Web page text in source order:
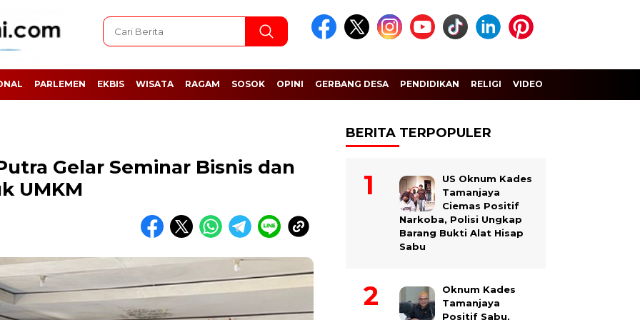
PARLEMEN EKBIS WISATA RAGAM SOSOK OPINI GERBANG DESA PENDIDIKAN RELIGI VIDEO
Gelar Seminar Bisnis dan
UMKM
BERITA TERPOPULER
US Oknum Kades
Tamanjaya
Ciemas Positif
Narkoba, Polisi Ungkap
Barang Bukti Alat Hisap
Sabu
Oknum Kades
Tamanjaya
Positif Sabu,